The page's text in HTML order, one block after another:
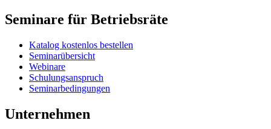
Seminare für Betriebsräte
Katalog kostenlos bestellen
Seminarübersicht
Webinare
Schulungsanspruch
Seminarbedingungen
Unternehmen